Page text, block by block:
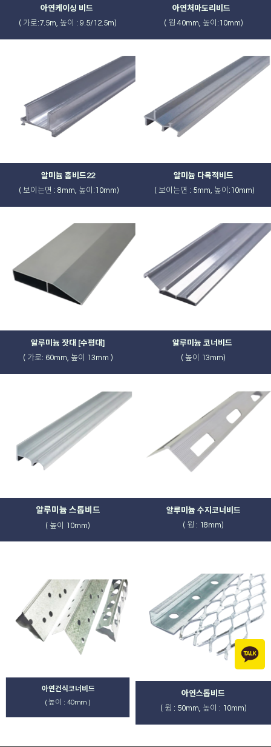
아연케이싱 비드
( 가로:7.5m, 높이 : 9.5/12.5m)
아연처마도리비드
( 윙 40mm, 높이:10mm)
알미늄 홈비드22
( 보이는면 : 8mm, 높이:10mm)
알미늄 다목적비드
( 보이는면 : 5mm, 높이:10mm)
알루미늄 잣대 [수평대]
( 가로: 60mm, 높이 13mm )
알루미늄 코너비드
( 높이 13mm)
알루미늄 스톱비드
( 높이 10mm)
알루미늄 수지코너비드
( 윙 : 18mm)
아연건식코너비드
( 높이 : 40mm )
아연스톱비드
( 윙 : 50mm, 높이 : 10mm)